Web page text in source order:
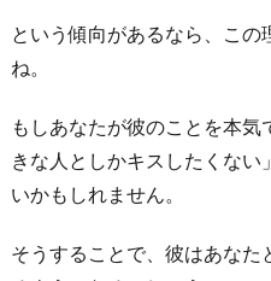
に
という傾向があるなら、こ
ね。
もしあなたが彼のことを本
きな人としかキスしたくない
いかもしれません。
そうすることで、彼はあなた